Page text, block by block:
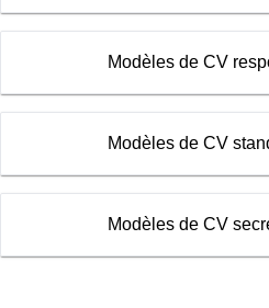
Modèles de CV
Modèles de CV
Modèles de CV